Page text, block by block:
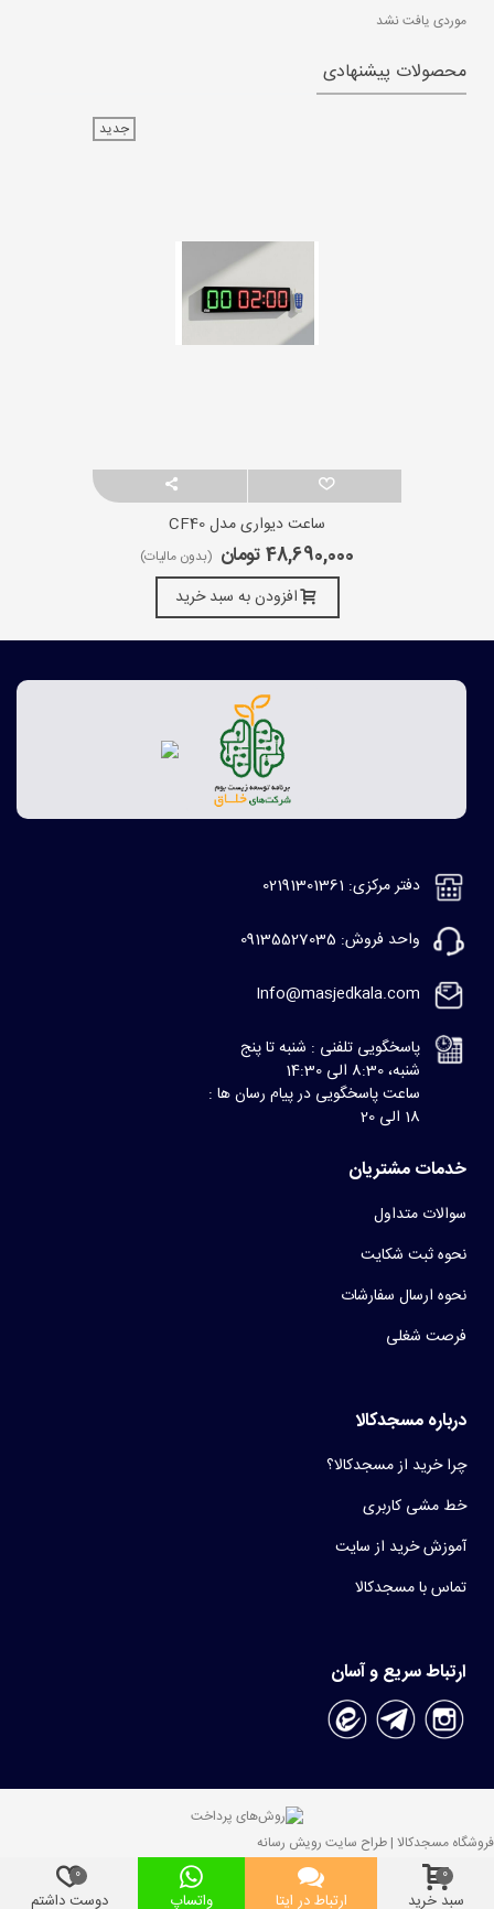
موردی یافت نشد
محصولات پیشنهادی
جدید
ساعت دیواری مدل CF40
48,690,000 تومان (بدون مالیات)
افزودن به سبد خرید
دفتر مرکزی: 02191301361
واحد فروش: 09135527035
Info@masjedkala.com
پاسخگویی تلفنی : شنبه تا پنج
شنبه، 8:30 الی 14:30
ساعت پاسخگویی در پیام رسان ها :
18 الی 20
خدمات مشتریان
سوالات متداول
نحوه ثبت شکایت
نحوه ارسال سفارشات
فرصت شغلی
درباره مسجدکالا
چرا خرید از مسجدکالا؟
خط مشی کاربری
آموزش خرید از سایت
تماس با مسجدکالا
ارتباط سریع و آسان
فروشگاه مسجدکالا | طراح سایت رویش رسانه
سبد خرید
0
ارتباط در ایتا واتساپ دوست داشتم
0